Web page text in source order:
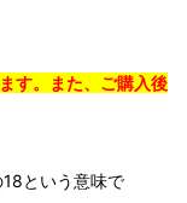
す。また、ご購入後
という意味で